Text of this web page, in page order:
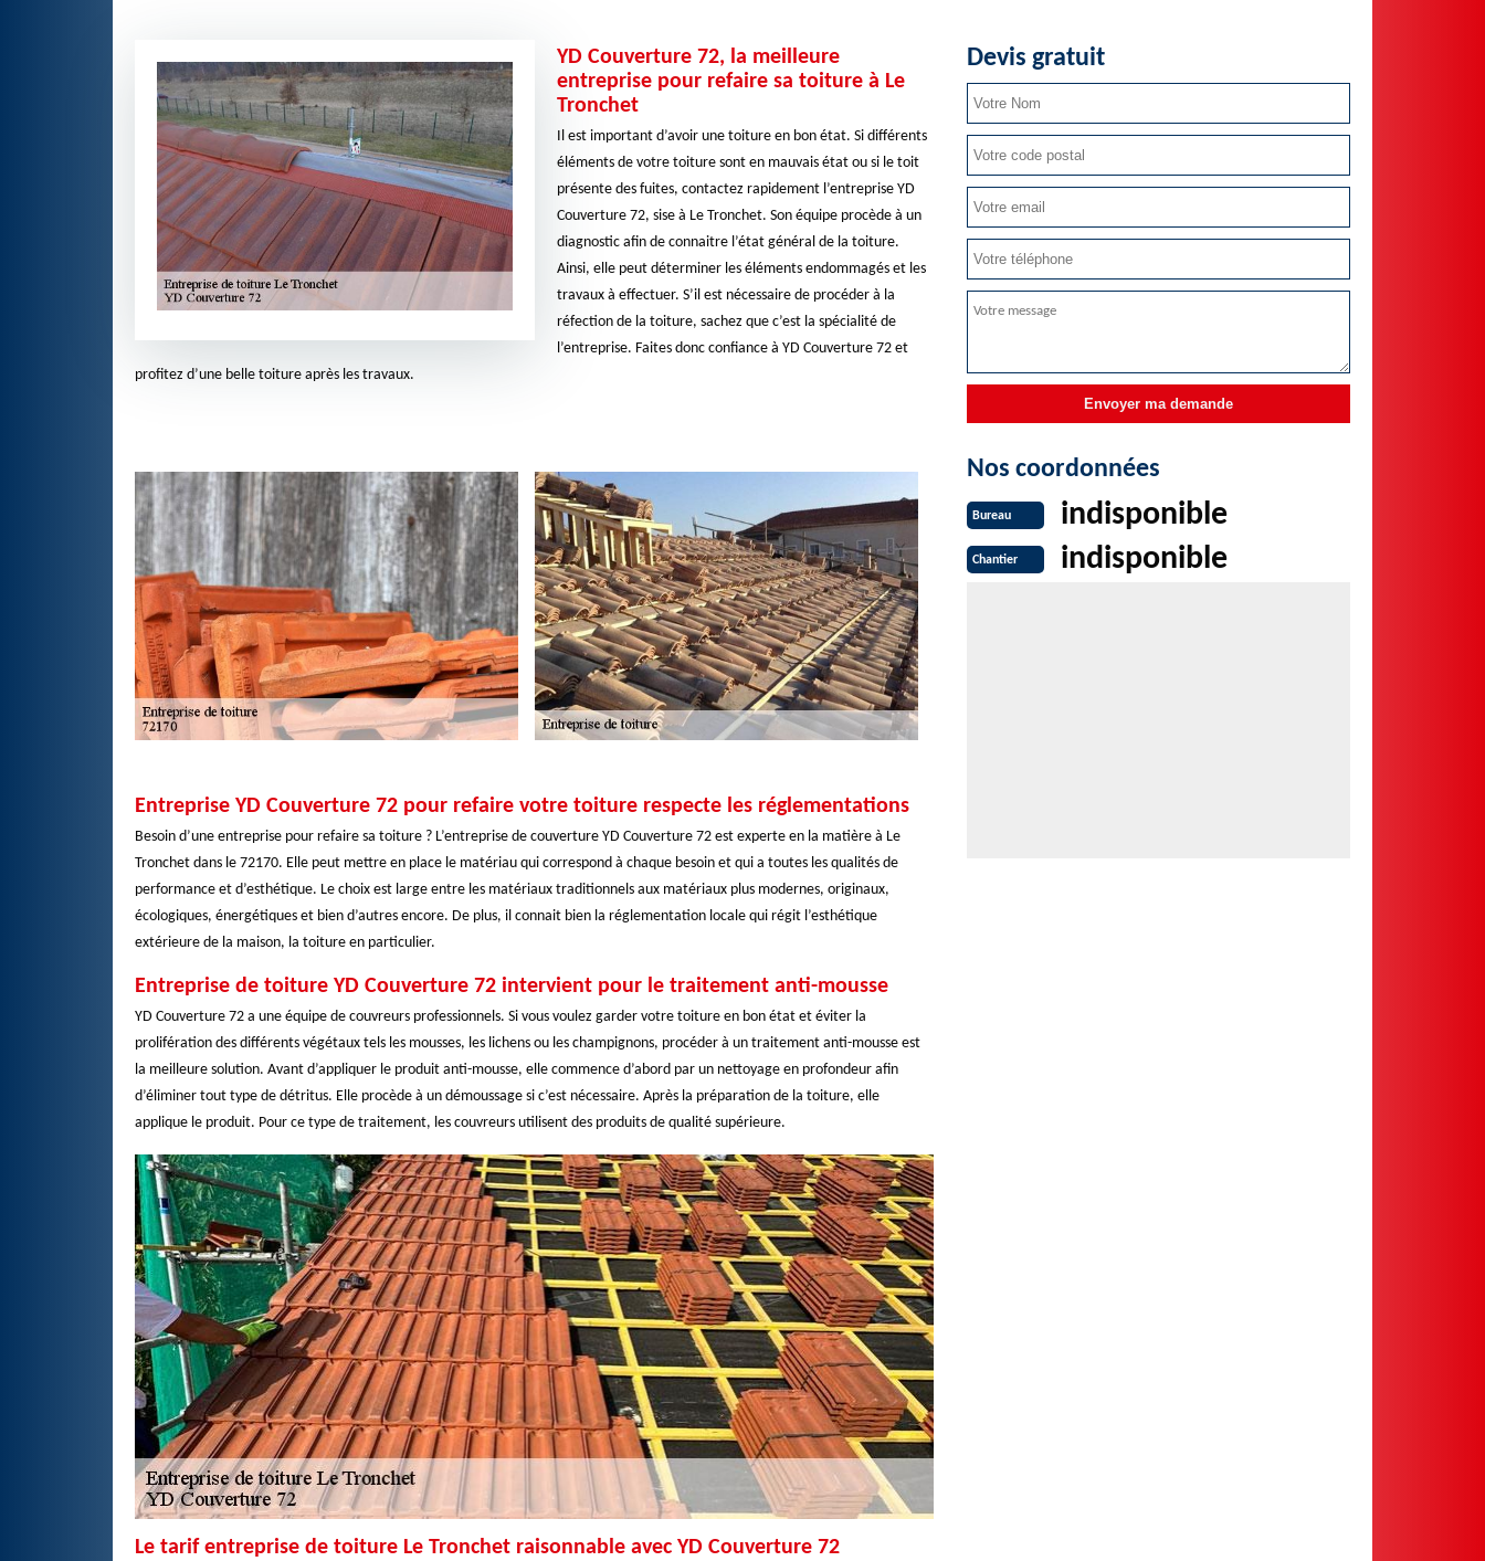
YD Couverture 72, la meilleure
entreprise pour refaire sa toiture à Le
Tronchet
Il est important d’avoir une toiture en bon état. Si différents
éléments de votre toiture sont en mauvais état ou si le toit
présente des fuites, contactez rapidement l’entreprise YD
Couverture 72, sise à Le Tronchet. Son équipe procède à un
diagnostic afin de connaitre l’état général de la toiture.
Ainsi, elle peut déterminer les éléments endommagés et les
travaux à effectuer. S’il est nécessaire de procéder à la
réfection de la toiture, sachez que c’est la spécialité de
l’entreprise. Faites donc confiance à YD Couverture 72 et
profitez d’une belle toiture après les travaux.
Entreprise YD Couverture 72 pour refaire votre toiture respecte les réglementations
Besoin d’une entreprise pour refaire sa toiture ? L’entreprise de couverture YD Couverture 72 est experte en la matière à Le
Tronchet dans le 72170. Elle peut mettre en place le matériau qui correspond à chaque besoin et qui a toutes les qualités de
performance et d’esthétique. Le choix est large entre les matériaux traditionnels aux matériaux plus modernes, originaux,
écologiques, énergétiques et bien d’autres encore. De plus, il connait bien la réglementation locale qui régit l’esthétique
extérieure de la maison, la toiture en particulier.
Entreprise de toiture YD Couverture 72 intervient pour le traitement anti-mousse
YD Couverture 72 a une équipe de couvreurs professionnels. Si vous voulez garder votre toiture en bon état et éviter la
prolifération des différents végétaux tels les mousses, les lichens ou les champignons, procéder à un traitement anti-mousse est
la meilleure solution. Avant d’appliquer le produit anti-mousse, elle commence d’abord par un nettoyage en profondeur afin
d’éliminer tout type de détritus. Elle procède à un démoussage si c’est nécessaire. Après la préparation de la toiture, elle
applique le produit. Pour ce type de traitement, les couvreurs utilisent des produits de qualité supérieure.
Le tarif entreprise de toiture Le Tronchet raisonnable avec YD Couverture 72
Devis gratuit
Nos coordonnées
Bureau indisponible
Chantier indisponible